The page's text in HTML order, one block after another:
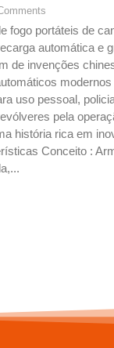
fogo portáteis de
automática e
de invenções
uso pessoal,
pela
história rica em
Conceito :